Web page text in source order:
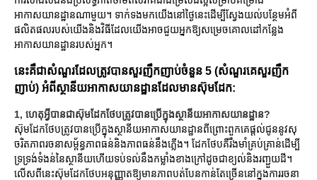
អាកាសយានដ្ឋានណាមួយ។ ទាក់ទងមកយើងនៅថ្ងៃនេះដើម្បីស្វែងយល់បន្ថែមអំពី
ផលិតផលរបស់យើងនិងវិធីដែលយើងអាចជួយអ្នកឱ្យសម្រេចគោលដៅកន្លែង
អាកាសយានដ្ឋានរបស់អ្នក។
នេះគឺជាសំណួរដែលត្រូវបានសួរញឹកញាប់ចំនួន 5 (សំណួរគេសួរញឹក
ញាប់) អំពីស្ថានីយអាកាសយានដ្ឋានដែលមានស៊ុមដែក:
1, ហេតុអ្វីបានជាស៊ុមដែកថែបត្រូវបានប្រើក្នុងស្ថានីយអាកាសយានដ្ឋាន?
ស៊ុមដែកថែបត្រូវបានប្រើក្នុងស្ថានីយអាកាសយានដ្ឋានពីព្រោះពួកគេផ្តល់ជូននូវសុ
ចរិតភាពរចនាសម្ព័ន្ធភាពធន់និងភាពធន់នឹងភ្លើង។ ដែកថែបគឺរឹងមាំគ្រប់គ្រាន់ដើម្បី
ទ្រទ្រង់ទំងន់នៃស្ថានីយហើយទប់ទល់នឹងកម្លាំងខាងក្រៅដូចជាខ្យល់និងរញ្ជួយដី។
លើសពីនេះស៊ុមដែកថែបអនុញ្ញាតឱ្យមានភាពបត់បែនកាន់តែច្រើននៅក្នុងការរចនា